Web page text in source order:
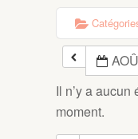
Il n’y a
moment.